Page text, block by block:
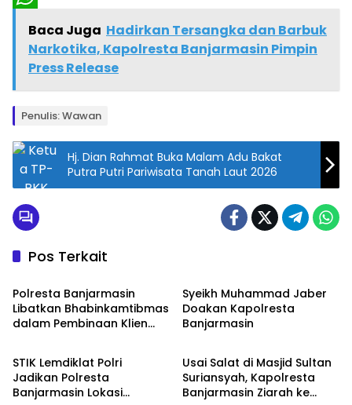
t
t
s
A
p
Baca Juga Hadirkan Tersangka dan Barbuk
Narkotika, Kapolresta Banjarmasin Pimpin
Press Release
Penulis: Wawan
Hj. Dian Rahmat Buka Malam Adu Bakat
Putra Putri Pariwisata Tanah Laut 2026
Pos Terkait
Banjarmasin
Polresta Banjarmasin
Libatkan Bhabinkamtibmas
dalam Pembinaan Klien
Syeikh Muhammad Jaber
Doakan Kapolresta
Banjarmasin
Banjarmasin
STIK Lemdiklat Polri
Jadikan Polresta
Banjarmasin Lokasi
Banjarmasin
Usai Salat di Masjid Sultan
Suriansyah, Kapolresta
Banjarmasin Ziarah ke
Banjarmasin Banjarmasin